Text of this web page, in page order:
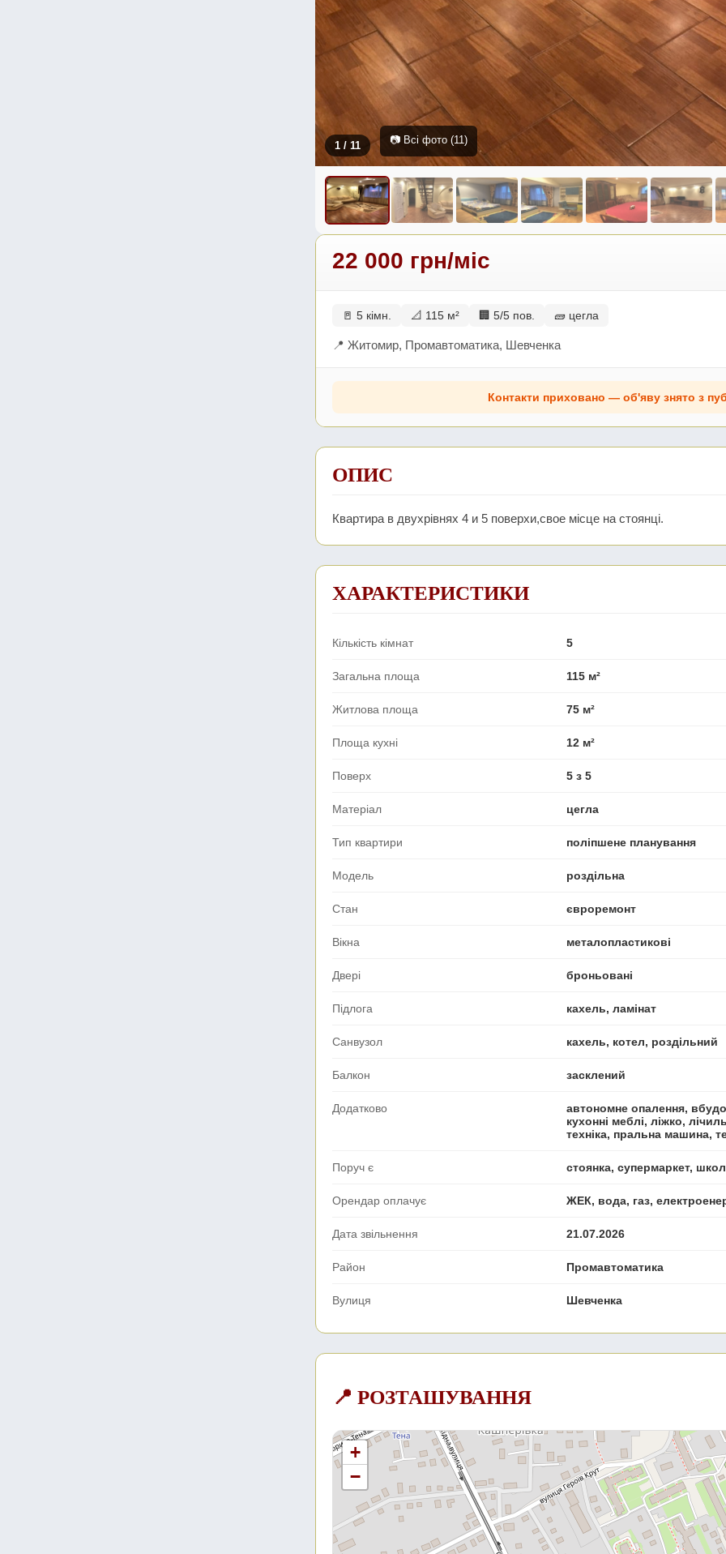
1 / 11 📷 Всі фото (11)
22 000 грн/міс
🚪 5 кімн. 📐 115 м² 🏢 5/5 пов. 🧱 цегла
📍 Житомир, Промавтоматика, Шевченка
Контакти приховано — об'яву знято з
ОПИС
Квартира в двухрівнях 4 и 5 поверхи,свое місце на стоянці.
ХАРАКТЕРИСТИКИ
Кількість кімнат 5
Загальна площа 115 м²
Житлова площа 75 м²
Площа кухні 12 м²
Поверх 5 з 5
Матеріал цегла
Тип квартири поліпшене планування
Модель роздільна
Стан євроремонт
Вікна металопластикові
Двері броньовані
Підлога кахель, ламінат
Санвузол кахель, котел, роздільний
Балкон засклений
Додатково
автономне опалення,
кухонні меблі, ліжко,
техніка, пральна машина,
Поруч є стоянка, супермаркет,
Орендар оплачує ЖЕК, вода, газ,
Дата звільнення 21.07.2026
Район Промавтоматика
Вулиця Шевченка
📍 РОЗТАШУВАННЯ
+
−